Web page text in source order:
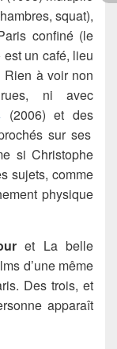
squat),
confiné (le
un café, lieu
Rien à voir non
ni avec
(2006) et des
sur ses
si Christophe
sujets, comme
physique
et La belle
d’une même
Des trois, et
apparaît